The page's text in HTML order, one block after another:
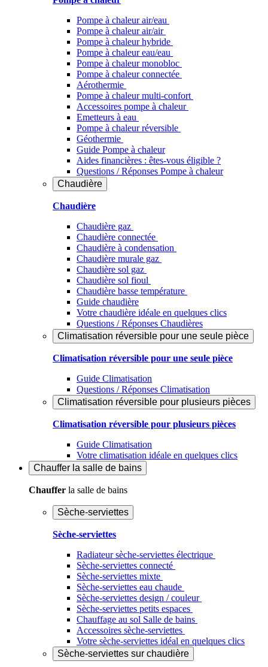
Pompe à chaleur air/eau
Pompe à chaleur air/air
Pompe à chaleur hybride
Pompe à chaleur​ eau/eau
Pompe à chaleur monobloc
Pompe à chaleur connectée
Aérothermie
Pompe à chaleur multi-confort
Accessoires pompe à chaleur
Emetteurs à eau
Pompe à chaleur réversible
Géothermie
Guide Pompe à chaleur
Aides financières : êtes-vous éligible ?
Questions / Réponses Pompe à chaleur
Chaudière
Chaudière
Chaudière gaz
Chaudière connectée
Chaudière à condensation
Chaudière murale gaz
Chaudière sol gaz
Chaudière sol fioul
Chaudière basse température
Guide chaudière
Votre chaudière idéale en quelques clics
Questions / Réponses Chaudières
Climatisation réversible pour une seule pièce
Climatisation réversible pour une seule pièce
Guide Climatisation
Questions / Réponses Climatisation
Climatisation réversible pour plusieurs pièces
Climatisation réversible pour plusieurs pièces
Guide Climatisation
Votre climatisation idéale en quelques clics
Chauffer la salle de bains
Chauffer la salle de bains
Sèche-serviettes
Sèche-serviettes
Radiateur sèche-serviettes électrique
Sèche-serviettes connecté
Sèche-serviettes mixte
Sèche-serviettes eau chaude
Sèche-serviettes design / couleur
Sèche-serviettes petits espaces
Chauffage au sol Salle de bains
Accessoires sèche-serviettes
Votre sèche-serviettes idéal en quelques clics
Sèche-serviettes sur chaudière